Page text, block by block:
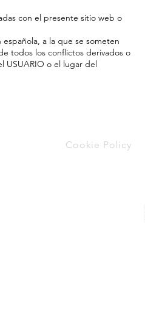
con el presente sitio web o
a la que se someten
todos los conflictos derivados o
USUARIO o el lugar del
Cookie Policy